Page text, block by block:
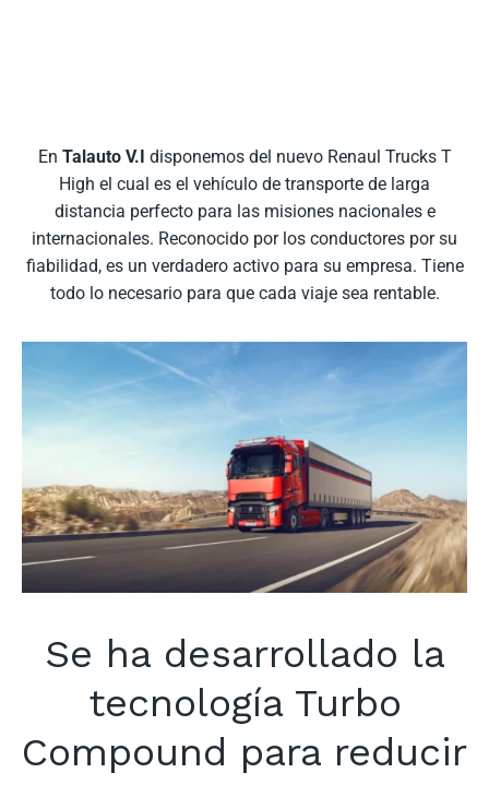
En Talauto V.I disponemos del nuevo Renaul Trucks T
High el cual es el vehículo de transporte de larga
distancia perfecto para las misiones nacionales e
internacionales. Reconocido por los conductores por su
fiabilidad, es un verdadero activo para su empresa. Tiene
todo lo necesario para que cada viaje sea rentable.
Se ha desarrollado la
tecnología Turbo
Compound para reducir